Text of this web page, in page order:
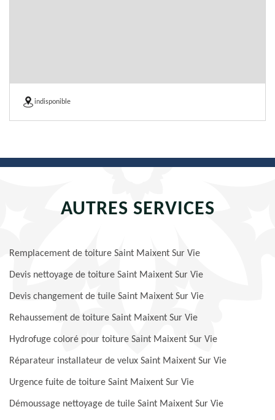
indisponible
AUTRES SERVICES
Remplacement de toiture Saint Maixent Sur Vie
Devis nettoyage de toiture Saint Maixent Sur Vie
Devis changement de tuile Saint Maixent Sur Vie
Rehaussement de toiture Saint Maixent Sur Vie
Hydrofuge coloré pour toiture Saint Maixent Sur Vie
Réparateur installateur de velux Saint Maixent Sur Vie
Urgence fuite de toiture Saint Maixent Sur Vie
Démoussage nettoyage de tuile Saint Maixent Sur Vie